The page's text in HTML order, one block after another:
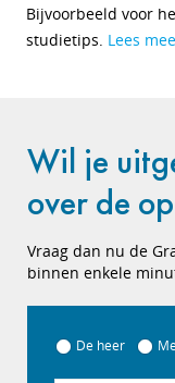
Bijvoorbeeld voor
studietips. Lees
Wil je
over de
Vraag dan nu de
binnen enkele
De heer